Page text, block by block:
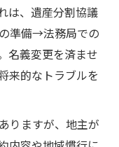
は、遺産分割協議
準備→法務局での
名義変更を済ませ
来的なトラブルを
りますが、地主が